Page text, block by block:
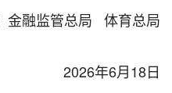
金融监管总局 体育总局
2026年6月18日